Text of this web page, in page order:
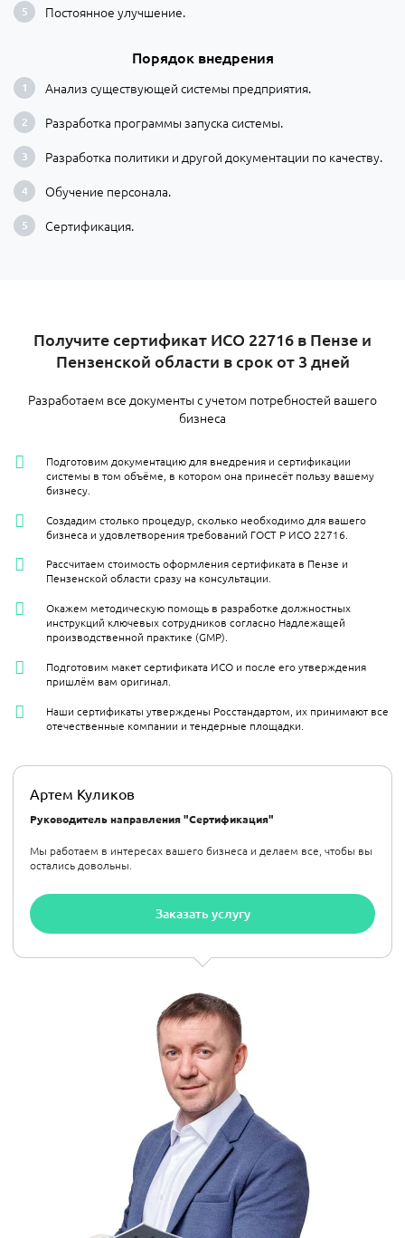
Постоянное улучшение.
Порядок внедрения
Анализ существующей системы предприятия.
Разработка программы запуска системы.
Разработка политики и другой документации по качеству.
Обучение персонала.
Сертификация.
​Получите сертификат ИСО 22716 в Пензе и
Пензенской области в срок от 3 дней
Разработаем все документы с учетом потребностей вашего
бизнеса
Артем Куликов
Руководитель направления "Сертификация"
Мы работаем в интересах вашего бизнеса и делаем все, чтобы вы
остались довольны.
Заказать услугу
Подготовим документацию для внедрения и сертификации
системы в том объёме, в котором она принесёт пользу вашему
бизнесу.
Создадим столько процедур, сколько необходимо для вашего
бизнеса и удовлетворения требований ГОСТ Р ИСО 22716.
Рассчитаем стоимость оформления сертификата в Пензе и
Пензенской области сразу на консультации.
Окажем методическую помощь в разработке должностных
инструкций ключевых сотрудников согласно Надлежащей
производственной практике (GMP).
Подготовим макет сертификата ИСО и после его утверждения
пришлём вам оригинал.
Наши сертификаты утверждены Росстандартом, их принимают все
отечественные компании и тендерные площадки.